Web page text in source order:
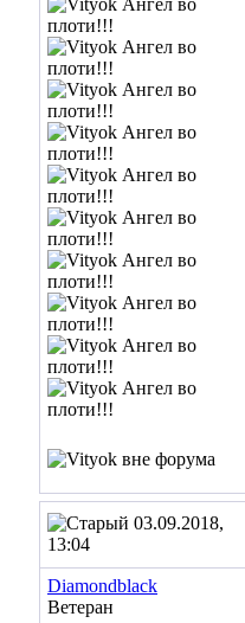
03.09.2018,
13:04
Diamondblack
Ветеран